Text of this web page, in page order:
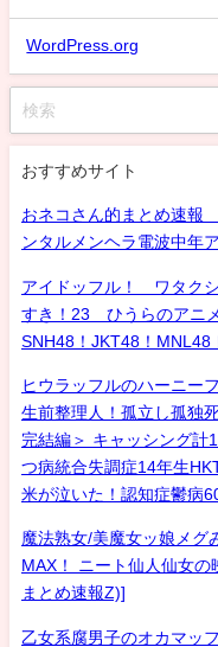
WordPress.org
おすすめサイト
おネコさん的まとめ速報
ンタルメンヘラ電波中年
アイドッフル！ ワタク
すき！23 ひうらのアニ
SNH48！JKT48！
ヒウラッフルのハーニー
生前整理人！孤立し孤独
完結編＞ キャッシング計
つ病統合失調症14年生
米が泣いた！認知症鬱病
魔法熟女/美魔女ッ娘メグ
MAX！ ニート仙人仙女
まとめ速報Z)]
乙女系腐男子のオカマッ